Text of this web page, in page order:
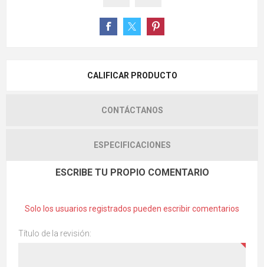
CALIFICAR PRODUCTO
CONTÁCTANOS
ESPECIFICACIONES
ESCRIBE TU PROPIO COMENTARIO
Solo los usuarios registrados pueden escribir comentarios
Título de la revisión: